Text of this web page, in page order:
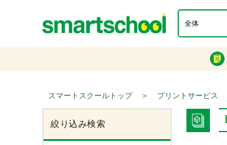
スマートスクールトップ ＞ プリントサービス
絞り込み検索